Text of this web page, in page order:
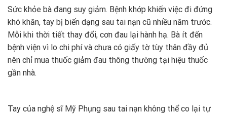
Sức khỏe bà đang suy giảm. Bệnh khớp khiến việc đi đứng
khó khăn, tay bị biến dạng sau tai nạn cũ nhiều năm trước.
Mỗi khi thời tiết thay đổi, cơn đau lại hành hạ. Bà ít đến
bệnh viện vì lo chi phí và chưa có giấy tờ tùy thân đầy đủ
nên chỉ mua thuốc giảm đau thông thường tại hiệu thuốc
gần nhà.
Tay của nghệ sĩ Mỹ Phụng sau tai nạn không thể co lại tự